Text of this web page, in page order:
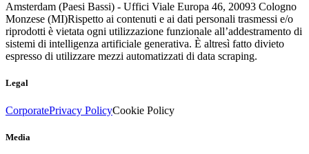
Amsterdam (Paesi Bassi) - Uffici Viale Europa 46, 20093 Cologno
Monzese (MI)Rispetto ai contenuti e ai dati personali trasmessi e/o
riprodotti è vietata ogni utilizzazione funzionale all’addestramento di
sistemi di intelligenza artificiale generativa. È altresì fatto divieto
espresso di utilizzare mezzi automatizzati di data scraping.
Legal
CorporatePrivacy PolicyCookie Policy
Media